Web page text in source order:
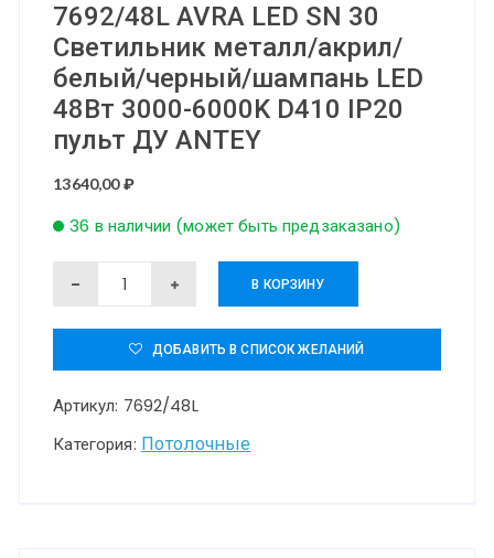
7692/48L AVRA LED SN 30
Светильник металл/акрил/
белый/черный/шампань LED
48Вт 3000-6000K D410 IP20
пульт ДУ ANTEY
13640,00₽
36 в наличии (может быть предзаказано)
Количество
7692/48L
AVRA
LED
SN
В КОРЗИНУ
ДОБАВИТЬ В СПИСОК ЖЕЛАНИЙ
Артикул: 7692/48L
Категория: Потолочные